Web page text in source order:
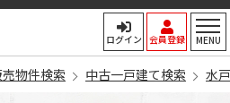
中古住宅専門店いばらき
ログイン 会員登録 MENU
売物件検索 中古一戸建て検索 水